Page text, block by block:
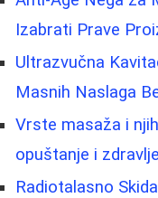
Izabrati Prave
Ultrazvučna
Masnih Naslaga
Vrste masaža i
opuštanje i zdravlje
Radiotalasno